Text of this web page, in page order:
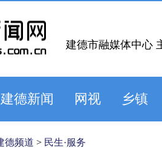
建德市融媒体中心
建德新闻 网视 乡镇
德频道 > 民生·服务